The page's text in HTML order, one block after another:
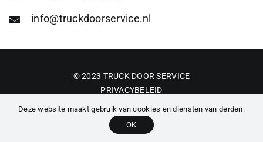
info@truckdoorservice.nl
© 2023 TRUCK DOOR SERVICE
PRIVACYBELEID
ALGEMENE VOORWAARDEN
Deze website maakt gebruik van cookies en diensten van derden.
OK